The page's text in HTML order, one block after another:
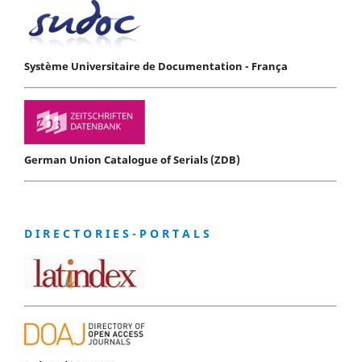
Système Universitaire de Documentation - França
German Union Catalogue of Serials (ZDB)
D I R E C T O R I E S - P O R T A L S